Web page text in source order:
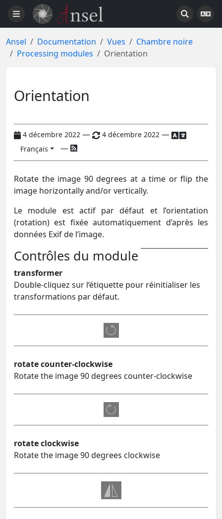
Ansel Documentation Vues
Chambre noire
Processing modules
Orientation
Orientation
4 décembre 2022 — 4 décembre 2022 —
Français —
Rotate the image 90 degrees at a time or flip the
image horizontally and/or vertically.
Le module est actif par défaut et l’orientation
(rotation) est fixée automatiquement d’après les
données Exif de l’image.
Contrôles du module
transformer
Double-cliquez sur l’étiquette pour réinitialiser les
transformations par défaut.
rotate counter-clockwise
Rotate the image 90 degrees counter-clockwise
rotate clockwise
Rotate the image 90 degrees clockwise